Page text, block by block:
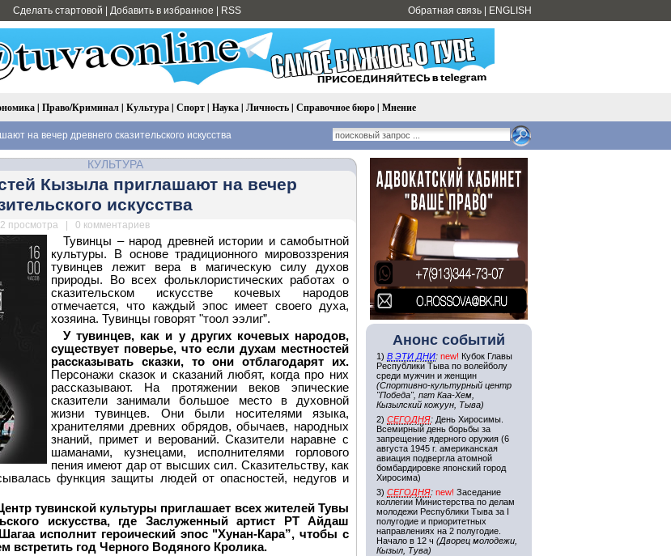
Сделать стартовой Добавить в избранное RSS Обратная связь ENGLISH
| Право/Криминал| Культура| Спорт| Наука| Личность| Справочное бюро| Мнение
на вечер древнего сказительского искусства
КУЛЬТУРА
Кызыла приглашают на вечер
искусства
просмотра | 0 комментариев
Тувинцы – народ древней истории и самобытной
культуры. В основе традиционного мировоззрения
тувинцев лежит вера в магическую силу духов
природы. Во всех фольклористических работах о
сказительском искусстве кочевых народов
отмечается, что каждый эпос имеет своего духа,
хозяина. Тувинцы говорят "тоол ээлиг”.
У тувинцев, как и у других кочевых народов,
существует поверье, что если духам местностей
рассказывать сказки, то они отблагодарят их.
Персонажи сказок и сказаний любят, когда про них
рассказывают. На протяжении веков эпические
сказители занимали большое место в духовной
жизни тувинцев. Они были носителями языка,
хранителями древних обрядов, обычаев, народных
знаний, примет и верований. Сказители наравне с
шаманами, кузнецами, исполнителями горлового
пения имеют дар от высших сил. Сказительству, как
функция защиты людей от опасностей, недугов и
тувинской культуры приглашает всех жителей Тувы
искусства, где Заслуженный артист РТ Айдаш
исполнит героический эпос "Хунан-Кара”, чтобы с
встретить год Черного Водяного Кролика.
Анонс событий
1) В ЭТИ ДНИ: new! Кубок Главы
Республики Тыва по волейболу
среди мужчин и женщин
(Спортивно-культурный центр
"Победа", пгт Каа-Хем,
Кызылский кожуун, Тыва)
2) СЕГОДНЯ: День Хиросимы.
Всемирный день борьбы за
запрещение ядерного оружия (6
августа 1945 г. американская
авиация подвергла атомной
бомбардировке японский город
Хиросима)
3) СЕГОДНЯ: new! Заседание
коллегии Министерства по делам
молодежи Республики Тыва за I
полугодие и приоритетных
направлениях на 2 полугодие.
Начало в 12 ч (Дворец молодежи,
Кызыл, Тува)